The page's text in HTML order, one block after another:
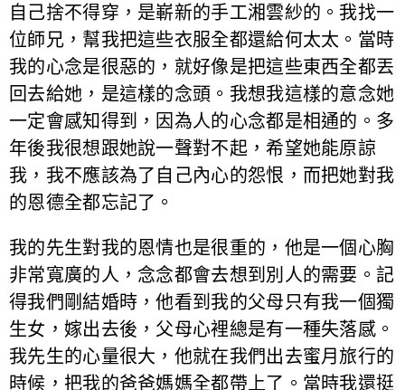
自己捨不得穿，是嶄新的手工湘雲紗的。我找一
位師兄，幫我把這些衣服全都還給何太太。當時
我的心念是很惡的，就好像是把這些東西全都丟
回去給她，是這樣的念頭。我想我這樣的意念她
一定會感知得到，因為人的心念都是相通的。多
年後我很想跟她說一聲對不起，希望她能原諒
我，我不應該為了自己內心的怨恨，而把她對我
的恩德全都忘記了。
我的先生對我的恩情也是很重的，他是一個心胸
非常寬廣的人，念念都會去想到別人的需要。記
得我們剛結婚時，他看到我的父母只有我一個獨
生女，嫁出去後，父母心裡總是有一種失落感。
我先生的心量很大，他就在我們出去蜜月旅行的
時候，把我的爸爸媽媽全都帶上了。當時我還挺